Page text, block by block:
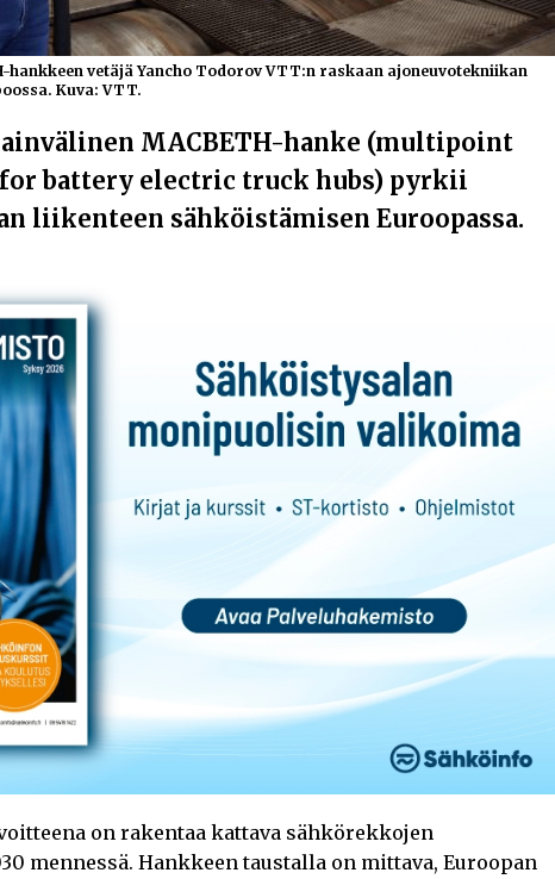
vetäjä Yancho Todorov VTT:n raskaan ajoneuvotekniikan
Kuva: VTT.
MACBETH-hanke (multipoint
battery electric truck hubs) pyrkii
liikenteen sähköistämisen Euroopassa.
on rakentaa kattava sähkörekkojen
mennessä. Hankkeen taustalla on mittava, Euroopan